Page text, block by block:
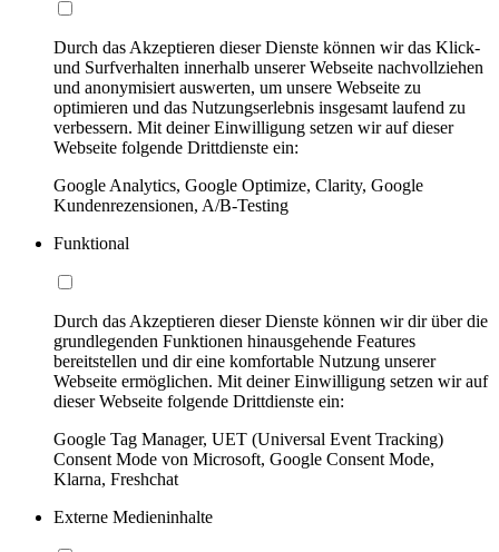
Durch das Akzeptieren dieser Dienste können wir das Klick-
und Surfverhalten innerhalb unserer Webseite nachvollziehen
und anonymisiert auswerten, um unsere Webseite zu
optimieren und das Nutzungserlebnis insgesamt laufend zu
verbessern. Mit deiner Einwilligung setzen wir auf dieser
Webseite folgende Drittdienste ein:
Google Analytics, Google Optimize, Clarity, Google
Kundenrezensionen, A/B-Testing
Funktional
Durch das Akzeptieren dieser Dienste können wir dir über die
grundlegenden Funktionen hinausgehende Features
bereitstellen und dir eine komfortable Nutzung unserer
Webseite ermöglichen. Mit deiner Einwilligung setzen wir auf
dieser Webseite folgende Drittdienste ein:
Google Tag Manager, UET (Universal Event Tracking)
Consent Mode von Microsoft, Google Consent Mode,
Klarna, Freshchat
Externe Medieninhalte